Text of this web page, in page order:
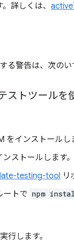
詳しくは、
る警告は、次のい
ストツールを
をインストールし
ンストールします。
testing-tool リ
ートで npm
行します。